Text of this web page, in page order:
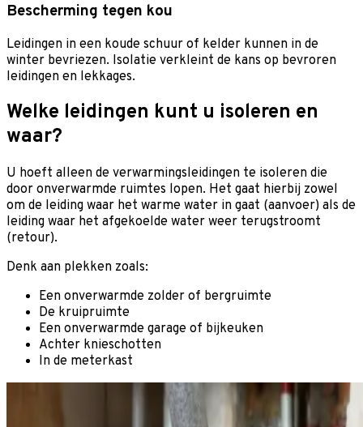
Bescherming tegen kou
Leidingen in een koude schuur of kelder kunnen in de
winter bevriezen. Isolatie verkleint de kans op bevroren
leidingen en lekkages.
Welke leidingen kunt u isoleren en
waar?
U hoeft alleen de verwarmingsleidingen te isoleren die
door onverwarmde ruimtes lopen. Het gaat hierbij zowel
om de leiding waar het warme water in gaat (aanvoer) als de
leiding waar het afgekoelde water weer terugstroomt
(retour).
Denk aan plekken zoals:
Een onverwarmde zolder of bergruimte
De kruipruimte
Een onverwarmde garage of bijkeuken
Achter knieschotten
In de meterkast